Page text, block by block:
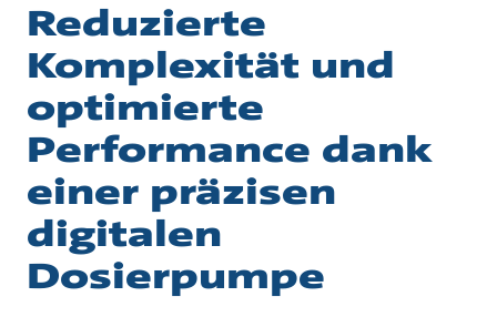
Reduzierte
Komplexität und
optimierte
Performance dank
einer präzisen
digitalen
Dosierpumpe